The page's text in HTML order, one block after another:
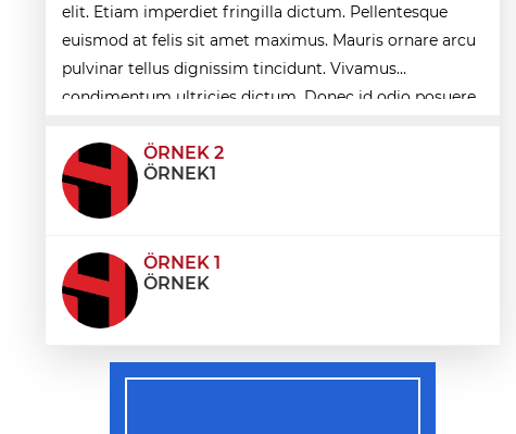
Düzce Yığılca'da Belediye Başkanı
Selami Savaş'a bir kapı daha kapandı!
elit. Etiam imperdiet fringilla dictum. Pellentesque
euismod at felis sit amet maximus. Mauris ornare arcu
pulvinar tellus dignissim tincidunt. Vivamus
condimentum ultricies dictum. Donec id odio posuere,
ÖRNEK 2
ÖRNEK1
ÖRNEK 1
ÖRNEK